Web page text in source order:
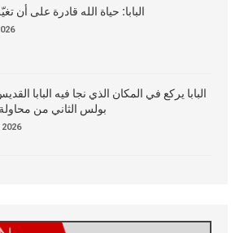
البابا: حياة الله قادرة على أن
البابا يركع في المكان الذي نجا فيه البابا
بولس الثاني من محاولة